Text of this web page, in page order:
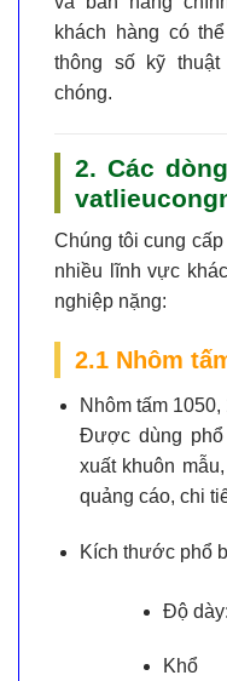
khách hàng có
thông số kỹ
chóng.
2. Các
Chúng tôi cung
nhiều lĩnh vực
nghiệp nặng:
2.1 Nhôm
Nhôm tấm
Được dùng phổ
xuất khuôn
quảng cáo, chi
Kích thước phổ
Độ
Khổ